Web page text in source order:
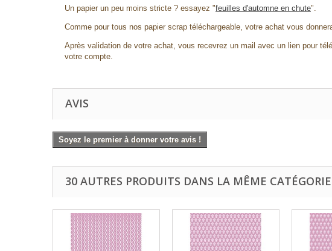
Un papier un peu moins stricte ? essayez "feuilles d'automne en chute".
Comme pour tous nos papier scrap téléchargeable, votre achat vous
Après validation de votre achat, vous recevrez un mail avec un lien pour
votre compte.
AVIS
Soyez le premier à donner votre avis !
30 AUTRES PRODUITS DANS LA MÊME